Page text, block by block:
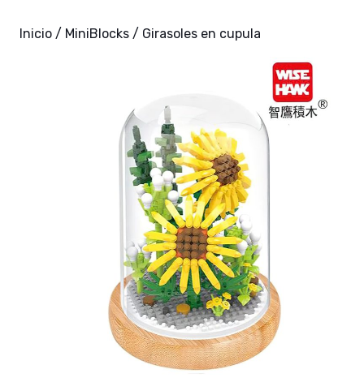
Inicio / MiniBlocks / Girasoles en cupula